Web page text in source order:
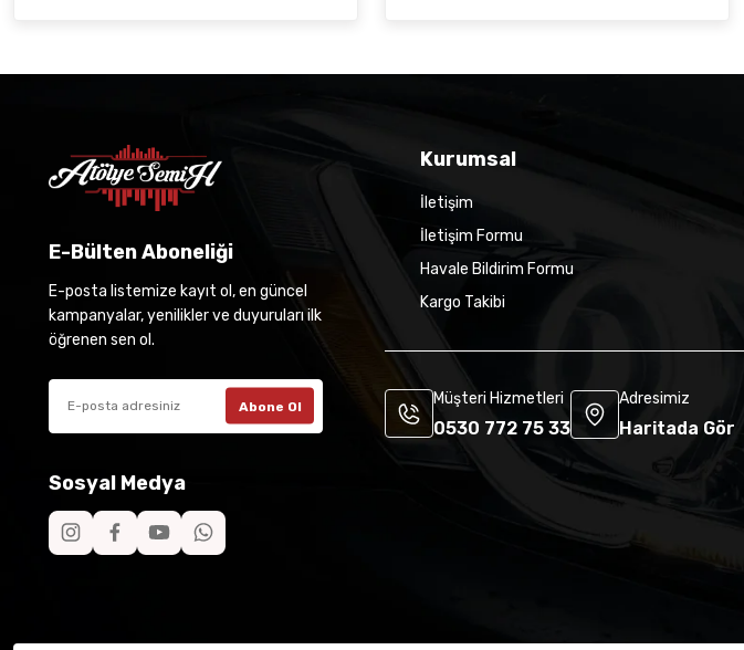
Gönder
E-Bülten Aboneliği
E-posta listemize kayıt ol, en güncel
kampanyalar, yenilikler ve duyuruları ilk
öğrenen sen ol.
Abone Ol
Sosyal Medya
Kurumsal
İletişim
İletişim Formu
Havale Bildirim Formu
Kargo Takibi
Müşteri Hizmetleri
0530 772 75 33
Adresimiz
Haritada Gör